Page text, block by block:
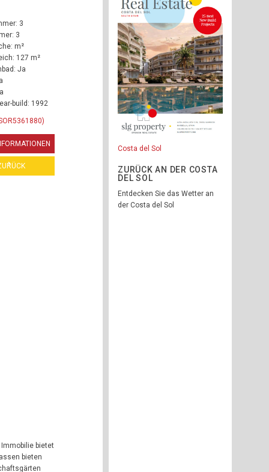
3
3
m²
127 m²
Ja
build: 1992
bietet
bieten
Costa del Sol
ZURÜCK AN DER COSTA
DEL SOL
Entdecken Sie das Wetter an
der Costa del Sol